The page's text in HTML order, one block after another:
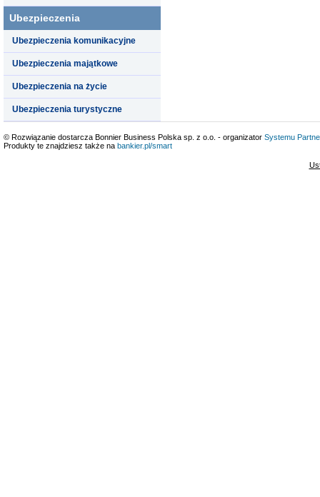
Ubezpieczenia
Ubezpieczenia komunikacyjne
Ubezpieczenia majątkowe
Ubezpieczenia na życie
Ubezpieczenia turystyczne
© Rozwiązanie dostarcza Bonnier Business Polska sp. z o.o. - organizator Systemu
Produkty te znajdziesz także na bankier.pl/smart